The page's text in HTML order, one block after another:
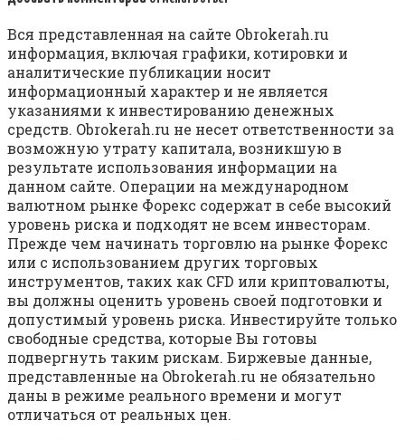
Вся представленная на сайте Obrokerah.ru
информация, включая графики, котировки и
аналитические публикации носит
информационный характер и не является
указаниями к инвестированию денежных
средств. Obrokerah.ru не несет ответственности за
возможную утрату капитала, возникшую в
результате использования информации на
данном сайте. Операции на международном
валютном рынке Форекс содержат в себе высокий
уровень риска и подходят не всем инвесторам.
Прежде чем начинать торговлю на рынке Форекс
или с использованием других торговых
инструментов, таких как CFD или криптовалюты,
вы должны оценить уровень своей подготовки и
допустимый уровень риска. Инвестируйте только
свободные средства, которые Вы готовы
подвергнуть таким рискам. Биржевые данные,
представленные на Obrokerah.ru не обязательно
даны в режиме реального времени и могут
отличаться от реальных цен.